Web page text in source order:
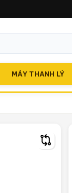
MÁY THANH LÝ